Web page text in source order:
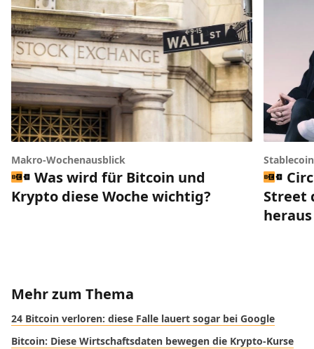
Makro-Wochenausblick
Was wird für Bitcoin und
Krypto diese Woche wichtig?
Street
heraus
Mehr zum Thema
24 Bitcoin verloren: diese Falle lauert sogar bei Google
Bitcoin: Diese Wirtschaftsdaten bewegen die Krypto-Kurse